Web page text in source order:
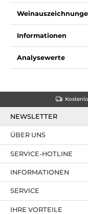
Informationen
Analysewerte
NEWSLETTER
SERVICE-HOTLINE
IHRE VORTEILE
ÜBER UNS
INFORMATIONEN
SERVICE